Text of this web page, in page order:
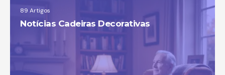
89 Artigos
Notícias Cadeiras Decorativas